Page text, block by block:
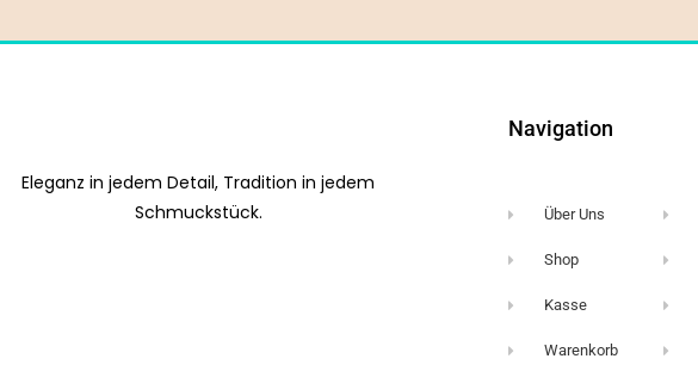
Eleganz in jedem Detail, Tradition in jedem
Schmuckstück.
Navigation
Über Uns
Shop
Kasse
Warenkorb